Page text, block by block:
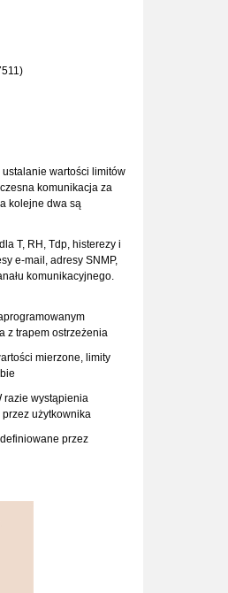
ustalanie wartości limitów
komunikacja za
kolejne dwa są
T, RH, Tdp, histerezy i
e-mail, adresy SNMP,
komunikacyjnego.
z trapem ostrzeżenia
mierzone, limity
razie wystąpienia
użytkownika
przez